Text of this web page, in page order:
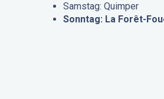
Samstag: Quimper
Sonntag: La Forêt-